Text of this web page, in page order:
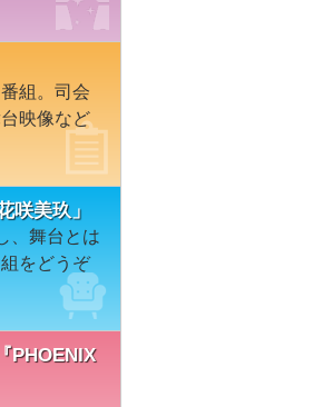
組。司会
映像など
咲美玖」
、舞台とは
をどうぞ
PHOENIX